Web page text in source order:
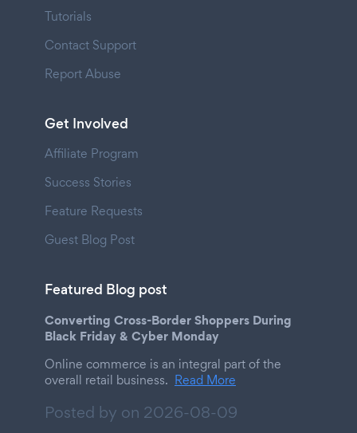
Tutorials
Contact Support
Report Abuse
Get Involved
Affiliate Program
Success Stories
Feature Requests
Guest Blog Post
Featured Blog post
Converting Cross-Border Shoppers During
Black Friday & Cyber Monday
Online commerce is an integral part of the
overall retail business. Read More
Posted by on 2026-08-09